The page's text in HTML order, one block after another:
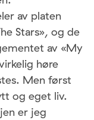
av platen
Stars», og de
av «My
høre
Men først
og eget liv.
er jeg